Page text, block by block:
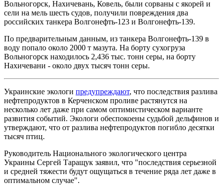
Вольногорск, Нахичевань, Ковель, были сорваны с якорей и
сели на мель шесть судов, получили повреждения два
российских танкера Волгонефть-123 и Волгонефть-139.
По предварительным данным, из танкера Волгонефть-139 в
воду попало около 2000 т мазута. На борту сухогруза
Вольногорск находилось 2,436 тыс. тонн серы, на борту
Нахичевани - около двух тысяч тонн серы.
Украинские экологи предупреждают, что последствия разлива
нефтепродуктов в Керченском проливе растянутся на
несколько лет даже при самом оптимистическом варианте
развития событий. Экологи обеспокоены судьбой дельфинов и
утверждают, что от разлива нефтепродуктов погибло десятки
тысяч птиц.
Руководитель Национального экологического центра
Украины Сергей Таращук заявил, что "последствия серьезной
и средней тяжести будут ощущаться в течение ряда лет даже в
оптимальном случае".